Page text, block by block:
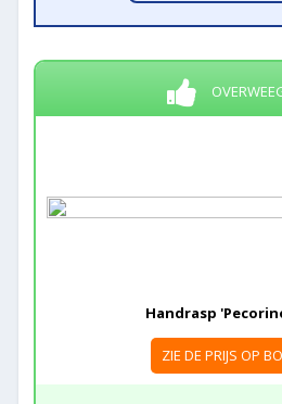
Handrasp
ZIE DE PRIJS OP